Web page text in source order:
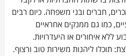
חברים ובני משפחה. כיום רבים
כמו גם ממנקים אחראיים
ללא איחורים או היעדרויות.
תוכלו ליהנות משירות טוב ורצוף.